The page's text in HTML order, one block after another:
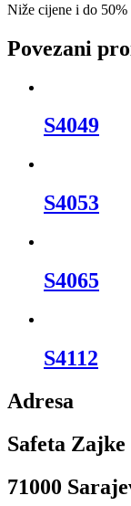
Niže cijene i do 50%
Povezani
S4049
S4053
S4065
S4112
Adresa
Safeta Zajke
71000